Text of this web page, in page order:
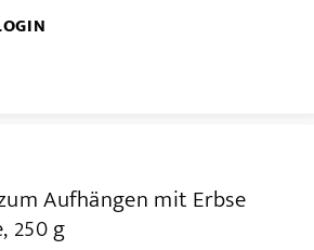
Aufhängen mit Erbse
250 g